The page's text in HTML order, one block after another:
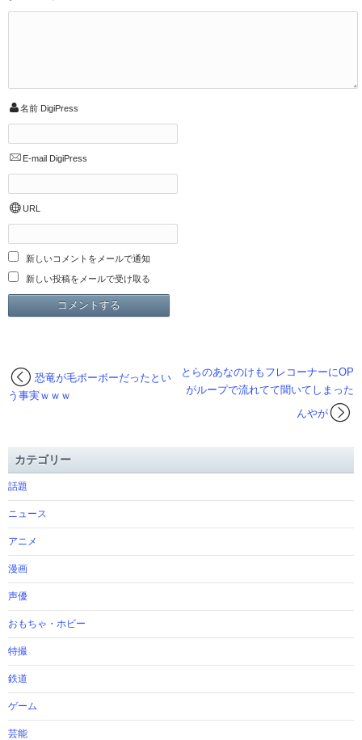
名前 DigiPress
E-mail DigiPress
URL
新しいコメントをメールで通知
新しい投稿をメールで受け取る
とらのあなのけもフレコーナーにOP
がループで流れてて聞いてしまった
んやが
恐竜が毛ボーボーだったとい
う事実ｗｗｗ
カテゴリー
話題
ニュース
アニメ
漫画
声優
おもちゃ・ホビー
特撮
鉄道
ゲーム
芸能